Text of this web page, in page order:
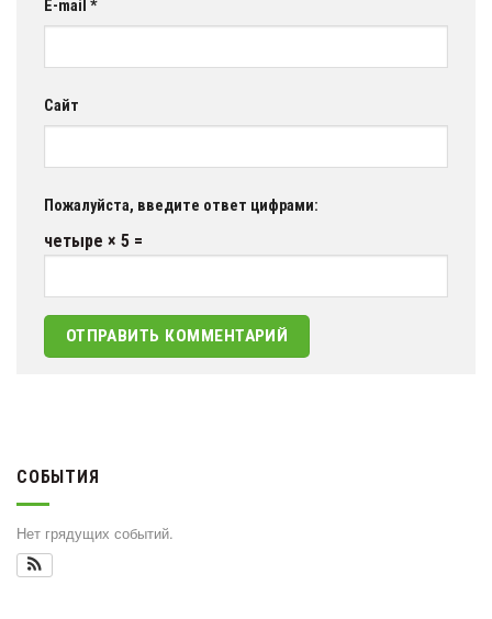
E-mail *
Сайт
Пожалуйста, введите ответ цифрами:
четыре × 5 =
СОБЫТИЯ
Нет грядущих событий.